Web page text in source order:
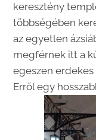
keresztény
többségében
az egyetlen
megférnek itt a
egeszen
Erről egy